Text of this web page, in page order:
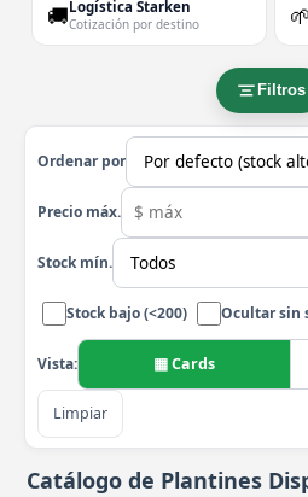
🚚Logística Starken
Cotización por destino 🌱
Filtros
Ordenar por
Precio máx.
Stock mín.
Stock bajo (<200) Ocultar sin
Vista: ▦ Cards
Limpiar
Catálogo de Plantines